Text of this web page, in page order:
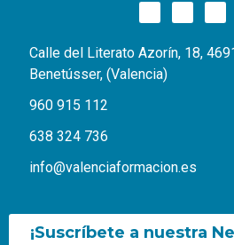
Calle del Literato Azorín, 18,
Benetússer, (Valencia)
960 915 112
638 324 736
info@valenciaformacion.es
¡Suscríbete a nuestra